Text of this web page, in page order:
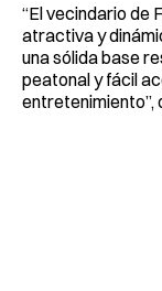
“El vecindario de
atractiva y
una sólida base
peatonal y fácil
entretenimiento”,